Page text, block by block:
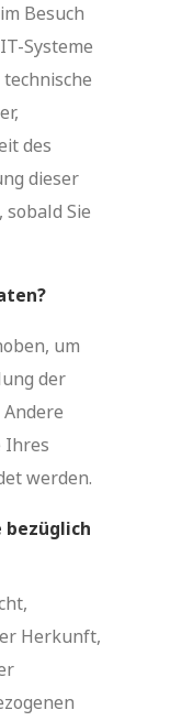
Besuch
Systeme
des
dieser
Sie
um
der
Ihres
werden.
bezüglich
Herkunft,